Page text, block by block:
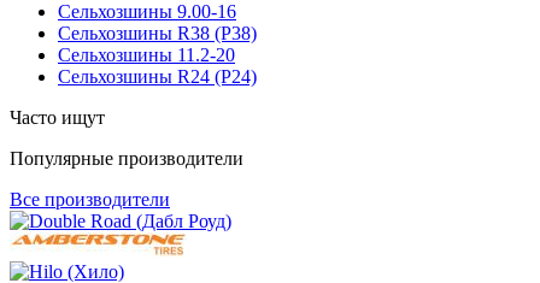
Сельхозшины 9.00-16
Сельхозшины R38 (Р38)
Сельхозшины 11.2-20
Сельхозшины R24 (Р24)
Часто ищут
Популярные производители
Все производители